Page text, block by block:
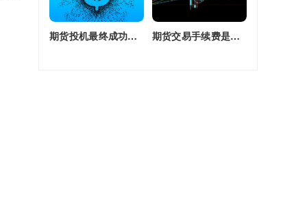
期货投机最终成功率(期货投机最终成功率是多少) 期货交易手续费是单边还是双边收(期货交易手续费是单边还是双边收费)